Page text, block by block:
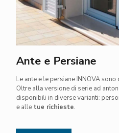
Ante e Persiane
Le ante e le persiane INNOVA
Oltre alla versione di serie ad
disponibili in diverse varianti:
e alle tue richieste.